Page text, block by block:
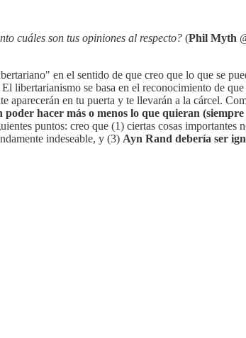
cuáles son tus opiniones al respecto? (Phil Myth
en el sentido de que creo que lo que se
El libertarianismo se basa en el reconocimiento de
aparecerán en tu puerta y te llevarán a la cárcel.
poder hacer más o menos lo que quieran
puntos: creo que (1) ciertas cosas
indeseable, y (3) Ayn Rand debería ser